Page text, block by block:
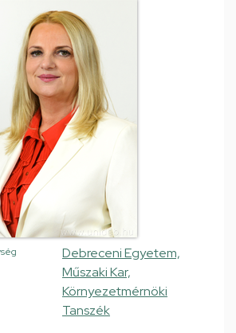
Debreceni Egyetem,
Műszaki Kar,
Környezetmérnöki
Tanszék